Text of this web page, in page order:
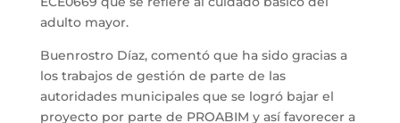
adulto mayor.
Buenrostro Díaz, comentó que ha sido gracias a
los trabajos de gestión de parte de las
autoridades municipales que se logró bajar el
proyecto por parte de PROABIM y así favorecer a